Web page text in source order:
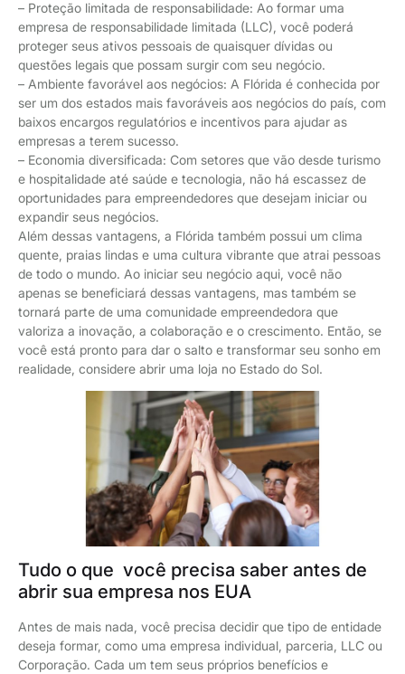
– Proteção limitada de responsabilidade: Ao formar uma
empresa de responsabilidade limitada (LLC), você poderá
proteger seus ativos pessoais de quaisquer dívidas ou
questões legais que possam surgir com seu negócio.
– Ambiente favorável aos negócios: A Flórida é conhecida por
ser um dos estados mais favoráveis aos negócios do país, com
baixos encargos regulatórios e incentivos para ajudar as
empresas a terem sucesso.
– Economia diversificada: Com setores que vão desde turismo
e hospitalidade até saúde e tecnologia, não há escassez de
oportunidades para empreendedores que desejam iniciar ou
expandir seus negócios.
Além dessas vantagens, a Flórida também possui um clima
quente, praias lindas e uma cultura vibrante que atrai pessoas
de todo o mundo. Ao iniciar seu negócio aqui, você não
apenas se beneficiará dessas vantagens, mas também se
tornará parte de uma comunidade empreendedora que
valoriza a inovação, a colaboração e o crescimento. Então, se
você está pronto para dar o salto e transformar seu sonho em
realidade, considere abrir uma loja no Estado do Sol.
Tudo o que você precisa saber antes de
abrir sua empresa nos EUA
Antes de mais nada, você precisa decidir que tipo de entidade
deseja formar, como uma empresa individual, parceria, LLC ou
Corporação. Cada um tem seus próprios benefícios e